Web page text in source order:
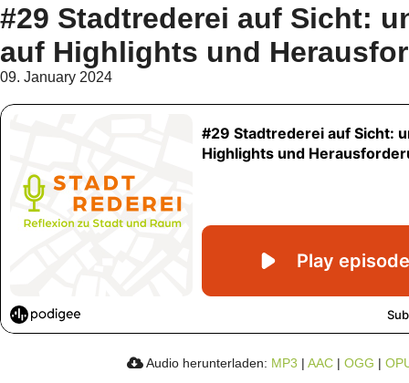
#29 Stadtrederei auf Sicht:
auf Highlights und
09. January 2024
Audio herunterladen: MP3 | AAC | OGG |